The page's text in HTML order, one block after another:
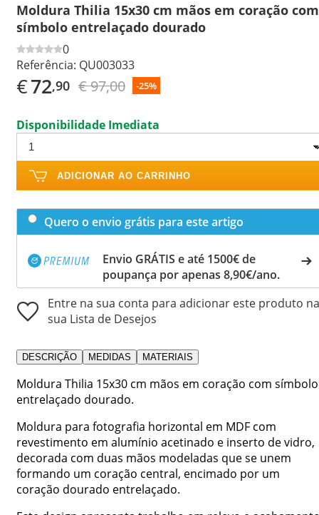
Moldura Thilia 15x30 cm mãos em coração com
símbolo entrelaçado dourado
0
Referência: QU003033
€72,90 € 97,00 -25%
Disponibilidade Imediata
ADICIONAR AO CARRINHO
Quero o envio grátis para este artigo
Envio GRÁTIS e até 1500€ de
poupança por apenas 8,90€/ano.
Entre na sua conta para adicionar este produto na
sua Lista de Desejos
DESCRIÇÃO MEDIDAS MATERIAIS
Moldura Thilia 15x30 cm mãos em coração com símbolo
entrelaçado dourado.
Moldura para fotografia horizontal em MDF com
revestimento em alumínio acetinado e inserto de vidro,
decorada com duas mãos modeladas que se unem
formando um coração central, encimado por um
coração dourado entrelaçado.